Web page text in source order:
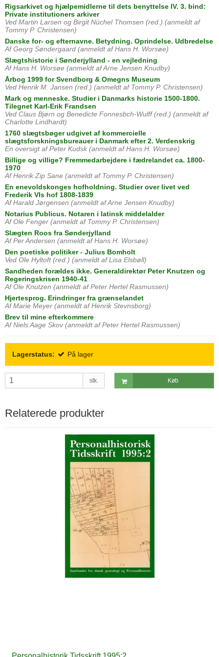
Rigsarkivet og hjælpemidlerne til dets benyttelse IV. 3. bind:
Private institutioners arkiver
Ved Martin Larsen og Birgit Nüchel Thomsen (red.) (anmeldt af
Tommy P. Christensen)
Danske for- og efternavne. Betydning. Oprindelse. Udbredelse
Af Georg Søndergaard (anmeldt af Hans H. Worsøe)
Slægtshistorie i Sønderjylland - en vejledning
Af Hans H. Worsøe (anmeldt af Arne Jensen Knudby)
Årbog 1999 for Svendborg & Omegns Museum
Ved Henrik M. Jansen (red.) (anmeldt af Tommy P. Christensen)
Mark og menneske. Studier i Danmarks historie 1500-1800.
Tilegnet Karl-Erik Frandsen
Ved Claus Bjørn og Benedicte Fonnesbch-Wulff (red.) (anmeldt af
Charlotte Lindhardt)
1760 slægtsbøger udgivet af kommercielle
slægtsforskningsbureauer i Danmark efter 2. Verdenskrig
En oversigt af Peter Kudsk (anmeldt af Hans H. Worsøe)
Billige og villige? Fremmedarbejdere i fædrelandet ca. 1800-
1970
Af Henrik Zip Sane (anmeldt af Tommy P. Christensen)
En enevoldskonges hofholdning. Studier over livet ved
Frederik VIs hof 1808-1839
Af Harald Jørgensen (anmeldt af Arne Jensen Knudby)
Notarius Publicus. Notaren i latinsk middelalder
Af Ole Fenger (anmeldt af Tommy P. Christensen)
Slægten Roos fra Sønderjylland
Af Per Andersen (anmeldt af Hans H. Worsøe)
Den poetiske politiker - Julius Bomholt
Ved Ole Hyltoft (red.) (anmeldt af Lisa Elsbøll)
Sandheden forældes ikke. Generaldirektør Peter Knutzen og
Regeringskrisen 1940-41
Af Ole Knutzen (anmeldt af Peter Hertel Rasmussen)
Hjertesprog. Erindringer fra grænselandet
Af Marie Meyer (anmeldt af Henrik Stevnsborg)
Brev til mine efterkommere
Af Niels Aage Skov (anmeldt af Peter Hertel Rasmussen)
Lagerstatus: På lager
stk. Køb
Relaterede produkter